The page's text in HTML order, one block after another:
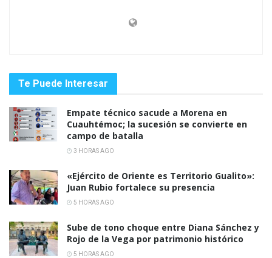
Te Puede Interesar
Empate técnico sacude a Morena en
Cuauhtémoc; la sucesión se convierte en
campo de batalla
3 HORAS AGO
«Ejército de Oriente es Territorio Gualito»:
Juan Rubio fortalece su presencia
5 HORAS AGO
Sube de tono choque entre Diana Sánchez y
Rojo de la Vega por patrimonio histórico
5 HORAS AGO